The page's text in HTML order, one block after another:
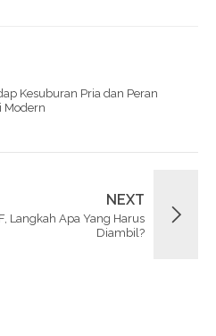
Kesuburan Pria dan Peran
Modern
NEXT
Langkah Apa Yang Harus
Diambil?